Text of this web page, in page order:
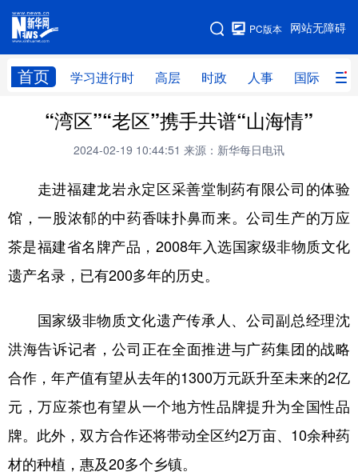
网站无障碍
PC版本
首页 学习进行时 高层 时政 人事 国际 财
网站地图
学习进行时 高层 时政 人事
财经 网评
台湾 思客智库 全球连线 教育
科技 科创 量子 体育
文化 书画 健康 军事
法律 中央文件 金融 汽车
食品 人居 信息化 数字经济
学术中国 乡村振兴 银龄 溯源中国
彩票 娱乐
“湾区”“老区”携手共谱“山海情”
2024-02-19 10:44:51 来源：新华每日电讯
走进福建龙岩永定区采善堂制药有限公司的体验
馆，一股浓郁的中药香味扑鼻而来。公司生产的万应
茶是福建省名牌产品，2008年入选国家级非物质文化
遗产名录，已有200多年的历史。
国家级非物质文化遗产传承人、公司副总经理沈
洪海告诉记者，公司正在全面推进与广药集团的战略
合作，年产值有望从去年的1300万元跃升至未来的2亿
元，万应茶也有望从一个地方性品牌提升为全国性品
牌。此外，双方合作还将带动全区约2万亩、10余种药
材的种植，惠及20多个乡镇。